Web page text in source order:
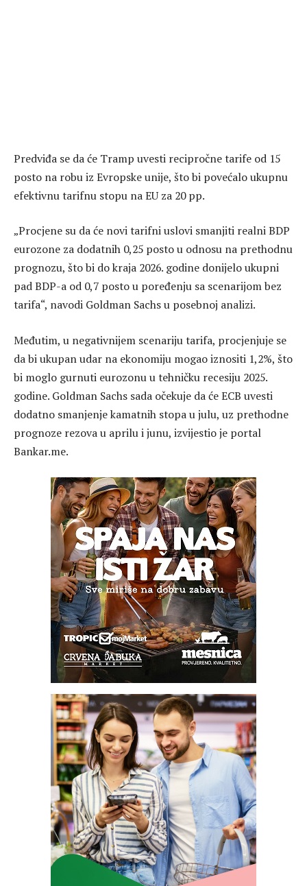
Predviđa se da će Tramp uvesti recipročne tarife od 15
posto na robu iz Evropske unije, što bi povećalo ukupnu
efektivnu tarifnu stopu na EU za 20 pp.
„Procjene su da će novi tarifni uslovi smanjiti realni BDP
eurozone za dodatnih 0,25 posto u odnosu na prethodnu
prognozu, što bi do kraja 2026. godine donijelo ukupni
pad BDP-a od 0,7 posto u poređenju sa scenarijom bez
tarifa“, navodi Goldman Sachs u posebnoj analizi.
Međutim, u negativnijem scenariju tarifa, procjenjuje se
da bi ukupan udar na ekonomiju mogao iznositi 1,2%, što
bi moglo gurnuti eurozonu u tehničku recesiju 2025.
godine. Goldman Sachs sada očekuje da će ECB uvesti
dodatno smanjenje kamatnih stopa u julu, uz prethodne
prognoze rezova u aprilu i junu, izvijestio je portal
Bankar.me.